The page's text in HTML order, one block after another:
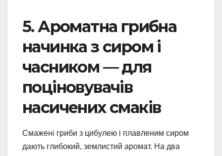
5. Ароматна грибна
начинка з сиром і
часником — для
поціновувачів
насичених смаків
Смажені гриби з цибулею і плавленим сиром
дають глибокий, землистий аромат. На два